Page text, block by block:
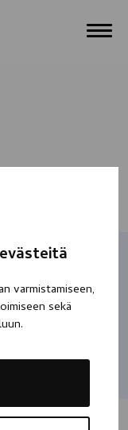
varmistamiseen,
sekä